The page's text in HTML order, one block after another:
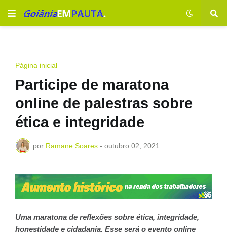
Página inicial
Participe de maratona
online de palestras sobre
ética e integridade
por Ramane Soares - outubro 02, 2021
Uma maratona de reflexões sobre ética, integridade,
honestidade e cidadania. Esse será o evento online